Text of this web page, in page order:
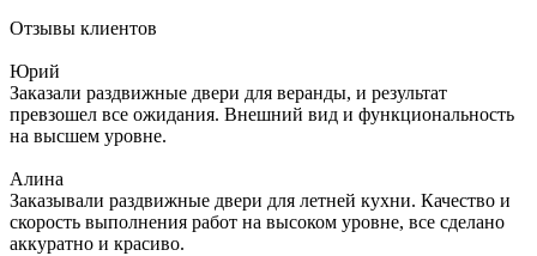
Отзывы клиентов
Юрий
Заказали раздвижные двери для веранды, и результат
превзошел все ожидания. Внешний вид и функциональность
на высшем уровне.
Алина
Заказывали раздвижные двери для летней кухни. Качество и
скорость выполнения работ на высоком уровне, все сделано
аккуратно и красиво.